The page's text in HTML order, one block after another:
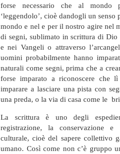
forse necessario che al mondo
‘leggendolo’, cioè dandogli un senso
mondo e nel e per il nostro agire nel
di segni, sublimato in scrittura di
e nei Vangeli o attraverso
uomini probabilmente hanno
naturali come segni, prima che a
forse imparato a riconoscere che
imparare a lasciare una pista con
una preda, o la via di casa come le
La scrittura è uno degli
registrazione, la conservazione
culturale, cioè del sapere collettivo
umano. Così come non c’è gruppo